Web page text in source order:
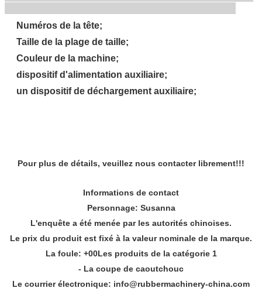
Numéros de la tête;
Taille de la plage de taille;
Couleur de la machine;
dispositif d'alimentation auxiliaire;
un dispositif de déchargement auxiliaire;
Pour plus de détails, veuillez nous contacter librement!!!
Informations de contact
Personnage: Susanna
L'enquête a été menée par les autorités chinoises.
Le prix du produit est fixé à la valeur nominale de la marque.
La foule: +00Les produits de la catégorie 1
- La coupe de caoutchouc
Le courrier électronique: info@rubbermachinery-china.com